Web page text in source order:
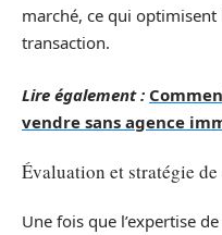
marché, ce qui optimisent
transaction.
Lire également :
vendre sans agence
Évaluation et stratégie
Une fois que l’expertise